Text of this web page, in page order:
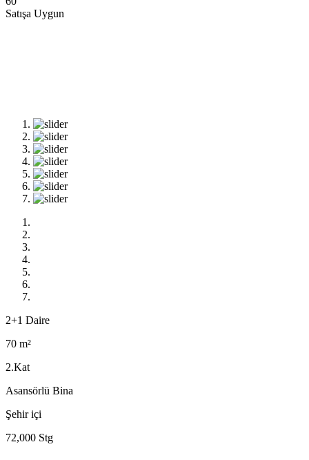
Satışa Uygun
2+1 Daire
70 m²
2.Kat
Asansörlü Bina
Şehir içi
72,000 Stg